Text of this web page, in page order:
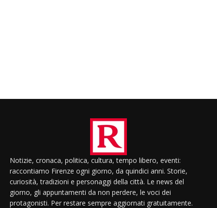
Notizie, cronaca, politica, cultura, tempo libero, eventi:
raccontiamo Firenze ogni giorno, da quindici anni. Storie,
curiosità, tradizioni e personaggi della città. Le news del
giorno, gli appuntamenti da non perdere, le voci dei
protagonisti. Per restare sempre aggiornati gratuitamente.